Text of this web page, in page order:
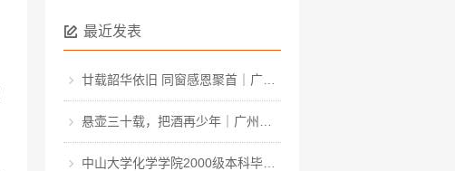
最近发表
廿载韶华依旧 同窗感恩聚首｜广东轻工职业技术大学计算机软件031班毕业二十周年聚会
悬壶三十载，把酒再少年｜广州中医药大学医疗二系九一骨伤毕业三十周年聚会
中山大学化学学院2000级本科毕业20周年同学聚会